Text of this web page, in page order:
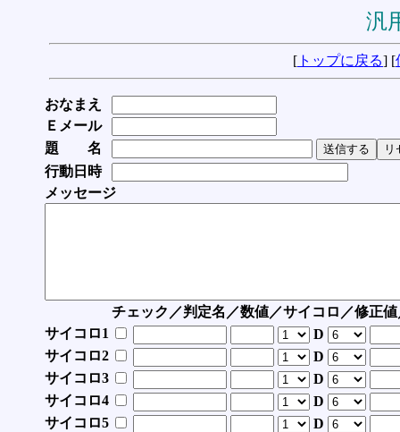
汎
[ トップに戻る] [
おなまえ
Ｅメール
題 名
行動日時
メッセージ
チェック／判定名／数値／サイコロ／修正
サイコロ1
D
サイコロ2
D
サイコロ3
D
サイコロ4
D
サイコロ5
D